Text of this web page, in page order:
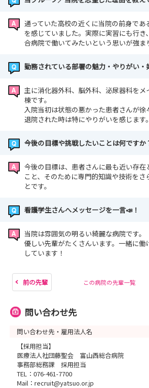
通っていた高校の近くに当院の前身であ
を感じていました。実際に実習にも行き
合病院で働いてみたいという思いが強ま
勤務されている部署の魅力・やりがい・
主に消化器外科、脳外科、泌尿器科を
棟です。
入院当初は状態の悪かった患者さんが徐
退院された時は特にやりがいを感じます。
今後の目標や挑戦したいことは何ですか
今後の目標は、患者さんに最も近い存在
こと、そのために専門的知識や技術をさ
とです。
看護学生さんへメッセージを一言📣！
当院は雰囲気の明るい綺麗な病院です。
優しい先輩がたくさんいます。一緒に働
しています！
前の先輩 この病院の先輩一覧
問い合わせ先
問い合わせ先・雇用法人名
【採用担当】
医療法人社団藤聖会 富山西総合病院
事務部総務課 採用担当
TEL：076-461-7700
Mail：recruit@yatsuo.or.jp